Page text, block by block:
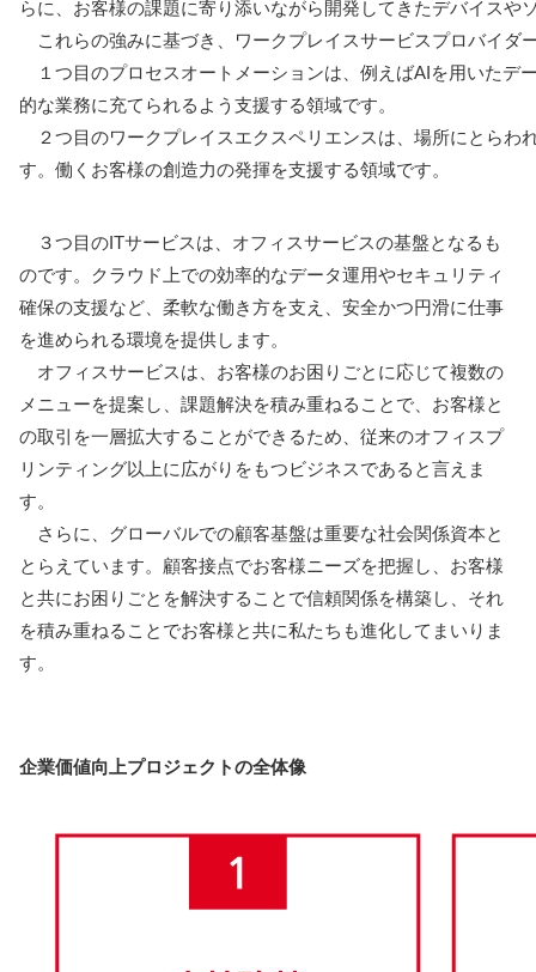
らに、お客様の課題に寄り添いながら開発してきたデバイスや
これらの強みに基づき、ワークプレイスサービスプロバイダ
１つ目のプロセスオートメーションは、例えばAIを用いた
的な業務に充てられるよう支援する領域です。
２つ目のワークプレイスエクスペリエンスは、場所にとら
す。働くお客様の創造力の発揮を支援する領域です。
３つ目のITサービスは、オフィスサービスの基盤となるも
のです。クラウド上での効率的なデータ運用やセキュリティ
確保の支援など、柔軟な働き方を支え、安全かつ円滑に仕事
を進められる環境を提供します。
オフィスサービスは、お客様のお困りごとに応じて複数の
メニューを提案し、課題解決を積み重ねることで、お客様と
の取引を一層拡大することができるため、従来のオフィスプ
リンティング以上に広がりをもつビジネスであると言えま
す。
さらに、グローバルでの顧客基盤は重要な社会関係資本と
とらえています。顧客接点でお客様ニーズを把握し、お客様
と共にお困りごとを解決することで信頼関係を構築し、それ
を積み重ねることでお客様と共に私たちも進化してまいりま
す。
企業価値向上プロジェクトの全体像